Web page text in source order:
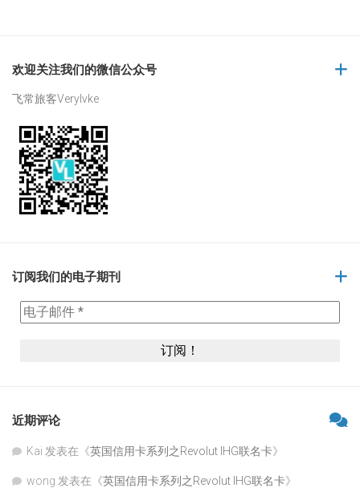
欢迎关注我们的微信公众号
飞常旅客Verylvke
订阅我们的电子期刊
近期评论
Kai 发表在《英国信用卡系列之Revolut IHG联名卡》
wong 发表在《英国信用卡系列之Revolut IHG联名卡》